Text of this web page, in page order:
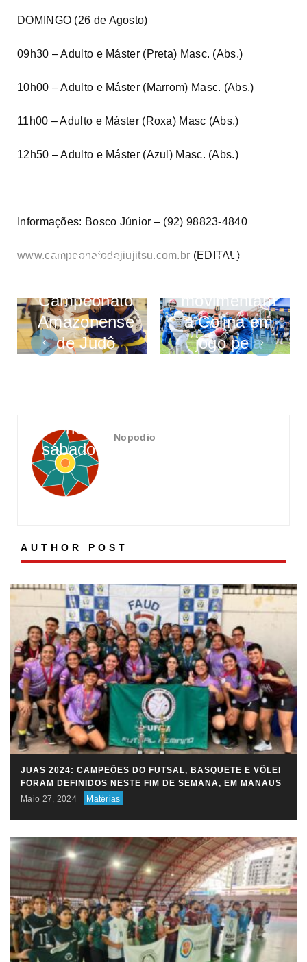
DOMINGO (26 de Agosto)
09h30 – Adulto e Máster (Preta) Masc. (Abs.)
10h00 – Adulto e Máster (Marrom) Masc. (Abs.)
11h00 – Adulto e Máster (Roxa) Masc (Abs.)
12h50 – Adulto e Máster (Azul) Masc. (Abs.)
Informações: Bosco Júnior – (92) 98823-4840
www.campeonatodejiujitsu.com.br (EDITAL)
Olímpica
Campeonato
Amazonense
de Judô
neste
sábado (25)
Lions e
movimentam
a Colina em
jogo pela
Nopodio
AUTHOR POST
JUAS 2024: CAMPEÕES DO FUTSAL, BASQUETE E VÔLEI
FORAM DEFINIDOS NESTE FIM DE SEMANA, EM MANAUS
Maio 27, 2024
Matérias